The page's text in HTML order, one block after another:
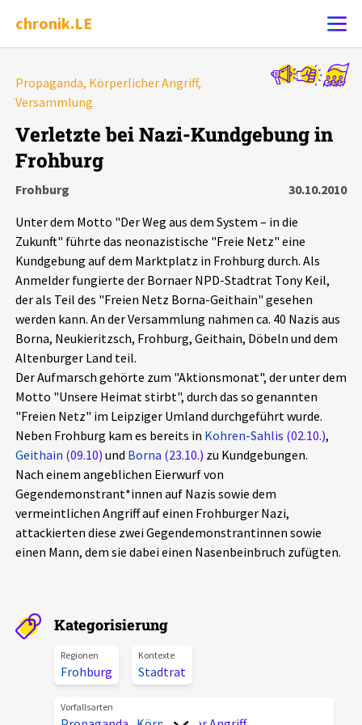
chronik.LE
Ereignis melden
Chronik
Dossiers
Leipziger Zustände
Schlaglichter
Phänomene
Aktuelles
Alle Beiträge
Veranstaltungen
Pressemitteilungen
Podcasts
Über uns
Projektbeschreibung
Kontakt
Unterstützer_innen
Propaganda, Körperlicher Angriff,
Versammlung
Verletzte bei Nazi-Kundgebung in
Frohburg
Frohburg
30.10.2010
Unter dem Motto "Der Weg aus dem System – in die
Zukunft" führte das neonazistische "Freie Netz" eine
Kundgebung auf dem Marktplatz in Frohburg durch. Als
Anmelder fungierte der Bornaer NPD-Stadtrat Tony Keil,
der als Teil des "Freien Netz Borna-Geithain" gesehen
werden kann. An der Versammlung nahmen ca. 40 Nazis aus
Borna, Neukieritzsch, Frohburg, Geithain, Döbeln und dem
Altenburger Land teil.
Der Aufmarsch gehörte zum "Aktionsmonat", der unter dem
Motto "Unsere Heimat stirbt", durch das so genannten
"Freien Netz" im Leipziger Umland durchgeführt wurde.
Neben Frohburg kam es bereits in Kohren-Sahlis (02.10.),
Geithain (09.10) und Borna (23.10.) zu Kundgebungen.
Nach einem angeblichen Eierwurf von
Gegendemonstrant*innen auf Nazis sowie dem
vermeintlichen Angriff auf einen Frohburger Nazi,
attackierten diese zwei Gegendemonstrantinnen sowie
einen Mann, dem sie dabei einen Nasenbeinbruch zufügten.
Kategorisierung
Regionen
Frohburg
Kontexte
Stadtrat
Vorfallsarten
Alle Ereignisse
7502Ereignisse
Ereignisse
Filter Erklärungen